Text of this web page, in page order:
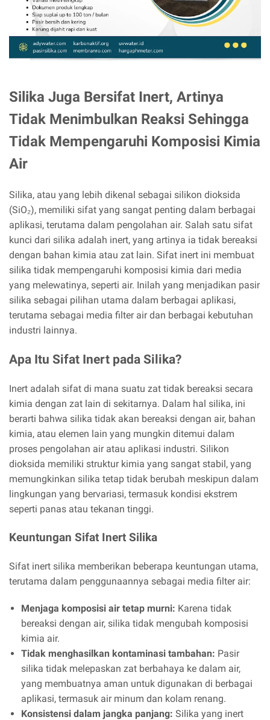
Silika Juga Bersifat Inert, Artinya
Tidak Menimbulkan Reaksi Sehingga
Tidak Mempengaruhi Komposisi Kimia
Air
Silika, atau yang lebih dikenal sebagai silikon dioksida
(SiO₂), memiliki sifat yang sangat penting dalam berbagai
aplikasi, terutama dalam pengolahan air. Salah satu sifat
kunci dari silika adalah inert, yang artinya ia tidak bereaksi
dengan bahan kimia atau zat lain. Sifat inert ini membuat
silika tidak mempengaruhi komposisi kimia dari media
yang melewatinya, seperti air. Inilah yang menjadikan pasir
silika sebagai pilihan utama dalam berbagai aplikasi,
terutama sebagai media filter air dan berbagai kebutuhan
industri lainnya.
Apa Itu Sifat Inert pada Silika?
Inert adalah sifat di mana suatu zat tidak bereaksi secara
kimia dengan zat lain di sekitarnya. Dalam hal silika, ini
berarti bahwa silika tidak akan bereaksi dengan air, bahan
kimia, atau elemen lain yang mungkin ditemui dalam
proses pengolahan air atau aplikasi industri. Silikon
dioksida memiliki struktur kimia yang sangat stabil, yang
memungkinkan silika tetap tidak berubah meskipun dalam
lingkungan yang bervariasi, termasuk kondisi ekstrem
seperti panas atau tekanan tinggi.
Keuntungan Sifat Inert Silika
Sifat inert silika memberikan beberapa keuntungan utama,
terutama dalam penggunaannya sebagai media filter air:
Menjaga komposisi air tetap murni: Karena tidak
bereaksi dengan air, silika tidak mengubah komposisi
kimia air.
Tidak menghasilkan kontaminasi tambahan: Pasir
silika tidak melepaskan zat berbahaya ke dalam air,
yang membuatnya aman untuk digunakan di berbagai
aplikasi, termasuk air minum dan kolam renang.
Konsistensi dalam jangka panjang: Silika yang inert